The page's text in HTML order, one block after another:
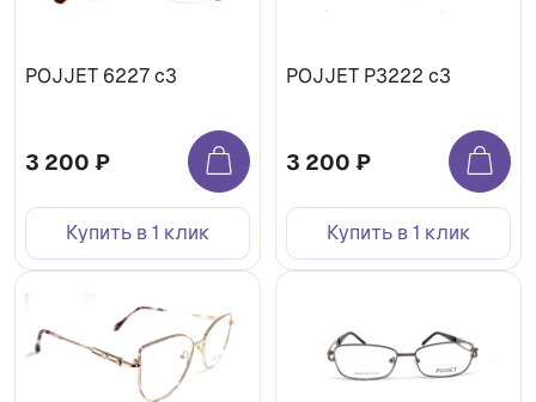
POJJET 6227 с3
3 200 ₽
Купить в 1 клик
POJJET P3222 с3
3 200 ₽
Купить в 1 клик